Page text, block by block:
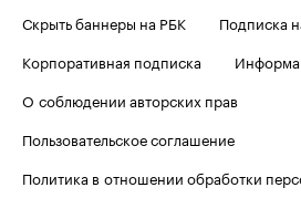
Скрыть баннеры на РБК
Подписка
Корпоративная подписка
О соблюдении авторских прав
Пользовательское соглашение
Политика в отношении обработки